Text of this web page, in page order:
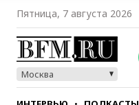
Пятница, 7 августа 2026
Москва